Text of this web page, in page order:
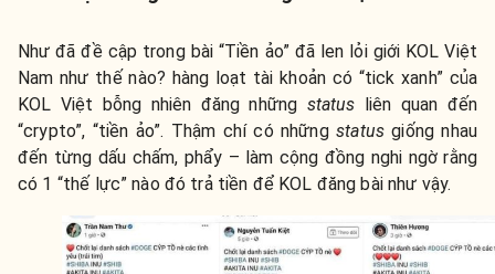
Như đã đề cập trong bài “Tiền ảo” đã len lỏi giới KOL Việt
Nam như thế nào? hàng loạt tài khoản có “tick xanh” của
KOL Việt bỗng nhiên đăng những status liên quan đến
“crypto”, “tiền ảo”. Thậm chí có nhữngstatus giống nhau
đến từng dấu chấm, phẩy – làm cộng đồng nghi ngờ rằng
có 1 “thế lực” nào đó trả tiền để KOL đăng bài như vậy.